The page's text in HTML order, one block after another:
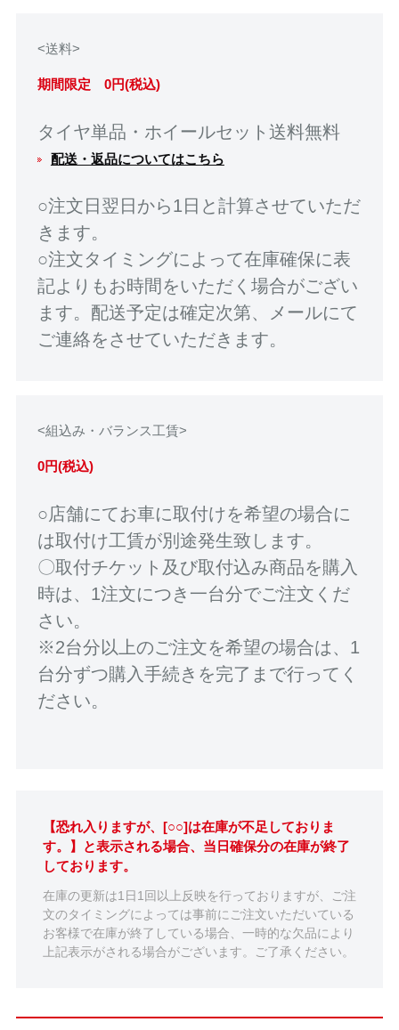
<送料>
期間限定 0円(税込)
タイヤ単品・ホイールセット送料無料
配送・返品についてはこちら
○注文日翌日から1日と計算させていただ
きます。
○注文タイミングによって在庫確保に表
記よりもお時間をいただく場合がござい
ます。配送予定は確定次第、メールにて
ご連絡をさせていただきます。
<組込み・バランス工賃>
0円(税込)
○店舗にてお車に取付けを希望の場合に
は取付け工賃が別途発生致します。
〇取付チケット及び取付込み商品を購入
時は、1注文につき一台分でご注文くだ
さい。
※2台分以上のご注文を希望の場合は、1
台分ずつ購入手続きを完了まで行ってく
ださい。
【恐れ入りますが、[○○]は在庫が不足しておりま
す。】と表示される場合、当日確保分の在庫が終了
しております。
在庫の更新は1日1回以上反映を行っておりますが、ご注
文のタイミングによっては事前にご注文いただいている
お客様で在庫が終了している場合、一時的な欠品により
上記表示がされる場合がございます。ご了承ください。